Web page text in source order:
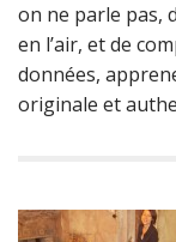
on ne parle pas,
en l’air, et de
données,
originale et